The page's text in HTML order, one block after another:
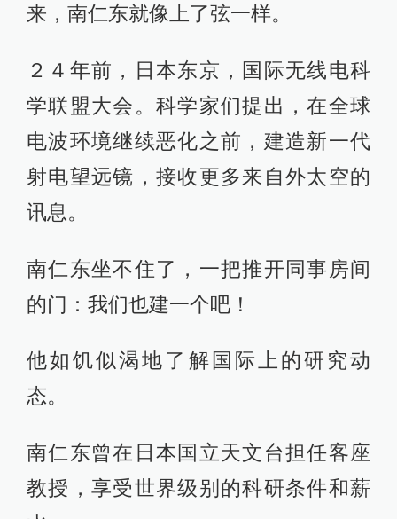
来，南仁东就像上了弦一样。
２４年前，日本东京，国际无线电科
学联盟大会。科学家们提出，在全球
电波环境继续恶化之前，建造新一代
射电望远镜，接收更多来自外太空的
讯息。
南仁东坐不住了，一把推开同事房间
的门：我们也建一个吧！
他如饥似渴地了解国际上的研究动
态。
南仁东曾在日本国立天文台担任客座
教授，享受世界级别的科研条件和薪